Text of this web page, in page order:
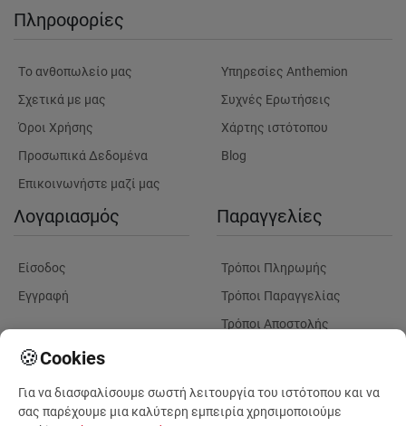
Πληροφορίες
Tο ανθοπωλείο μας
Σχετικά με μας
Όροι Χρήσης
Προσωπικά Δεδομένα
Επικοινωνήστε μαζί μας
Υπηρεσίες Anthemion
Συχνές Ερωτήσεις
Χάρτης ιστότοπου
Blog
Λογαριασμός
Είσοδος
Εγγραφή
Λουλούδια
Πληροφορίες Λουλουδιών
Παραγγελίες
Τρόποι Πληρωμής
Τρόποι Παραγγελίας
Τρόποι Αποστολής
Πληροφορίες Παραδόσεων
🍪Cookies
Για να διασφαλίσουμε σωστή λειτουργία του ιστότοπου και να
σας παρέχουμε μια καλύτερη εμπειρία χρησιμοποιούμε